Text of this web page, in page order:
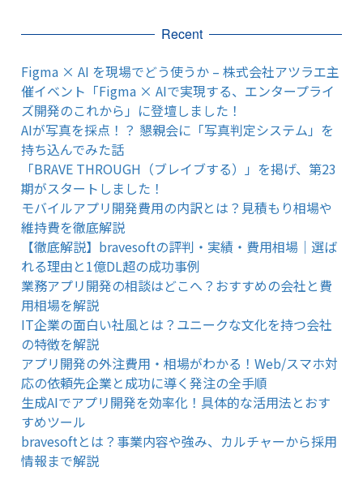
Recent
Figma × AI を現場でどう使うか – 株式会社アツラエ主
催イベント「Figma × AIで実現する、エンタープライ
ズ開発のこれから」に登壇しました！
AIが写真を採点！？ 懇親会に「写真判定システム」を
持ち込んでみた話
「BRAVE THROUGH（ブレイブする）」を掲げ、第23
期がスタートしました！
モバイルアプリ開発費用の内訳とは？見積もり相場や
維持費を徹底解説
【徹底解説】bravesoftの評判・実績・費用相場｜選ば
れる理由と1億DL超の成功事例
業務アプリ開発の相談はどこへ？おすすめの会社と費
用相場を解説
IT企業の面白い社風とは？ユニークな文化を持つ会社
の特徴を解説
アプリ開発の外注費用・相場がわかる！Web/スマホ対
応の依頼先企業と成功に導く発注の全手順
生成AIでアプリ開発を効率化！具体的な活用法とおす
すめツール
bravesoftとは？事業内容や強み、カルチャーから採用
情報まで解説